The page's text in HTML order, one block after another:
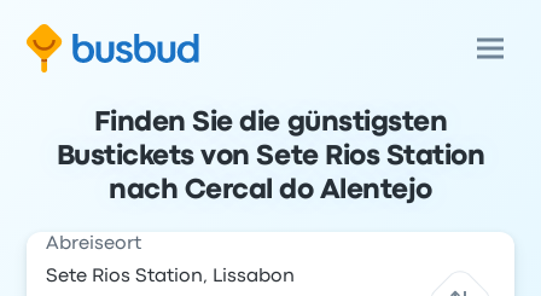
Finden Sie die günstigsten
Bustickets von Sete Rios Station
nach Cercal do Alentejo
Abreiseort